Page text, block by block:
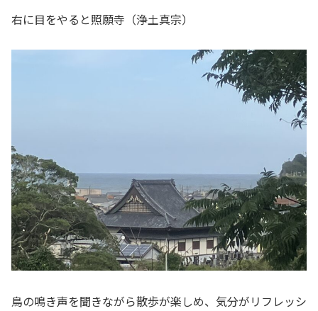
右に目をやると照願寺（浄土真宗）
鳥の鳴き声を聞きながら散歩が楽しめ、気分がリフレッシ